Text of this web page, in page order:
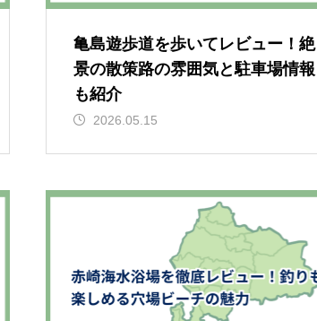
亀島遊歩道を歩いてレビュー！絶
景の散策路の雰囲気と駐車場情報
も紹介
2026.05.15